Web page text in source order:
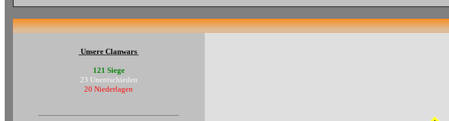
Unsere Clanwars
121 Siege
23 Unentschieden
20 Niederlagen